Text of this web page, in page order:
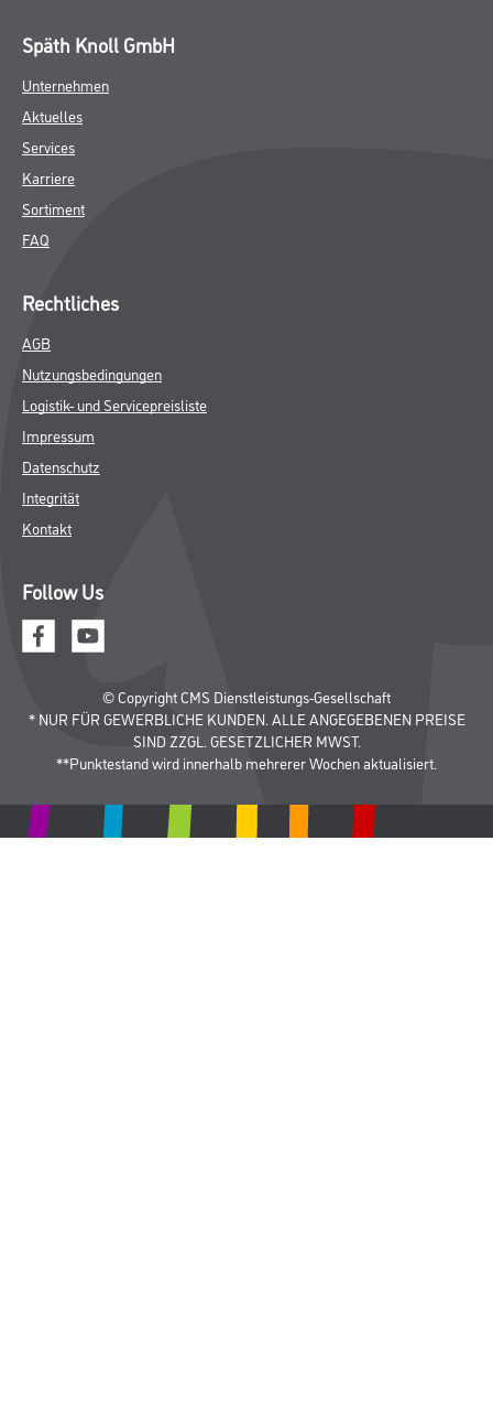
Späth Knoll GmbH
Unternehmen
Aktuelles
Services
Karriere
Sortiment
FAQ
Rechtliches
AGB
Nutzungsbedingungen
Logistik- und Servicepreisliste
Impressum
Datenschutz
Integrität
Kontakt
Follow Us
© Copyright CMS Dienstleistungs-Gesellschaft
* NUR FÜR GEWERBLICHE KUNDEN. ALLE ANGEGEBENEN PREISE
SIND ZZGL. GESETZLICHER MWST.
**Punktestand wird innerhalb mehrerer Wochen aktualisiert.